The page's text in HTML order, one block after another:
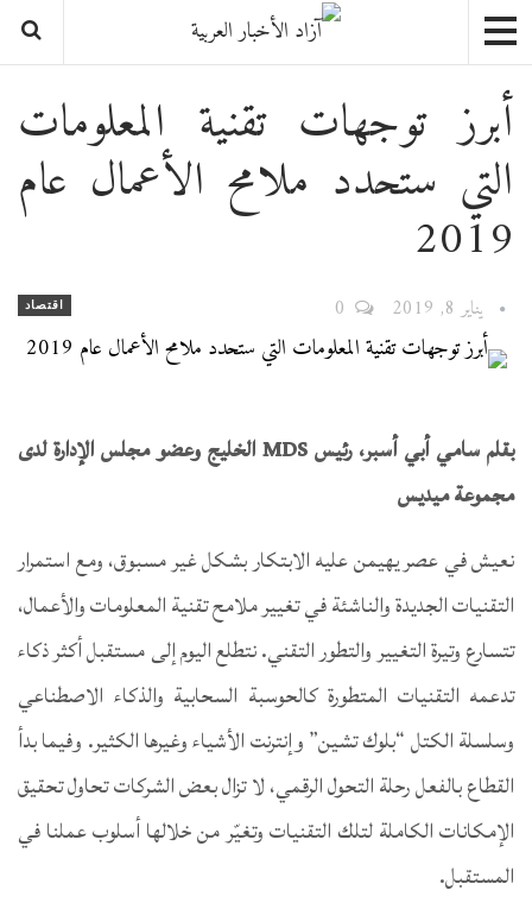
أبرز توجهات تقنية المعلومات
التي ستحدد ملامح الأعمال عام
2019
اقتصاد يناير 8, 2019
بقلم سامي أبي أسبر، رئيسMDSالخليجوعضو مجلس الإدارة لدى
مجموعة ميديس
نعيش في عصر يهيمن عليه الابتكار بشكل غير مسبوق، ومع استمرار
التقنيات الجديدة والناشئة في تغيير ملامح تقنية المعلومات والأعمال،
تتسارع وتيرة التغيير والتطور التقني. نتطلع اليوم إلى مستقبل أكثر ذكاء
تدعمه التقنيات المتطورة كالحوسبة السحابية والذكاء الاصطناعي
وسلسلة الكتل “بلوك تشين” وإنترنت الأشياء وغيرها الكثير. وفيما بدأ
القطاع بالفعل رحلة التحول الرقمي، لا تزال بعض الشركات تحاول تحقيق
الإمكانات الكاملة لتلك التقنيات وتغيّر من خلالها أسلوب عملنا في
المستقبل.